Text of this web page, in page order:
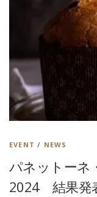
EVENT / NEWS
パネットーネ
2024 結果発